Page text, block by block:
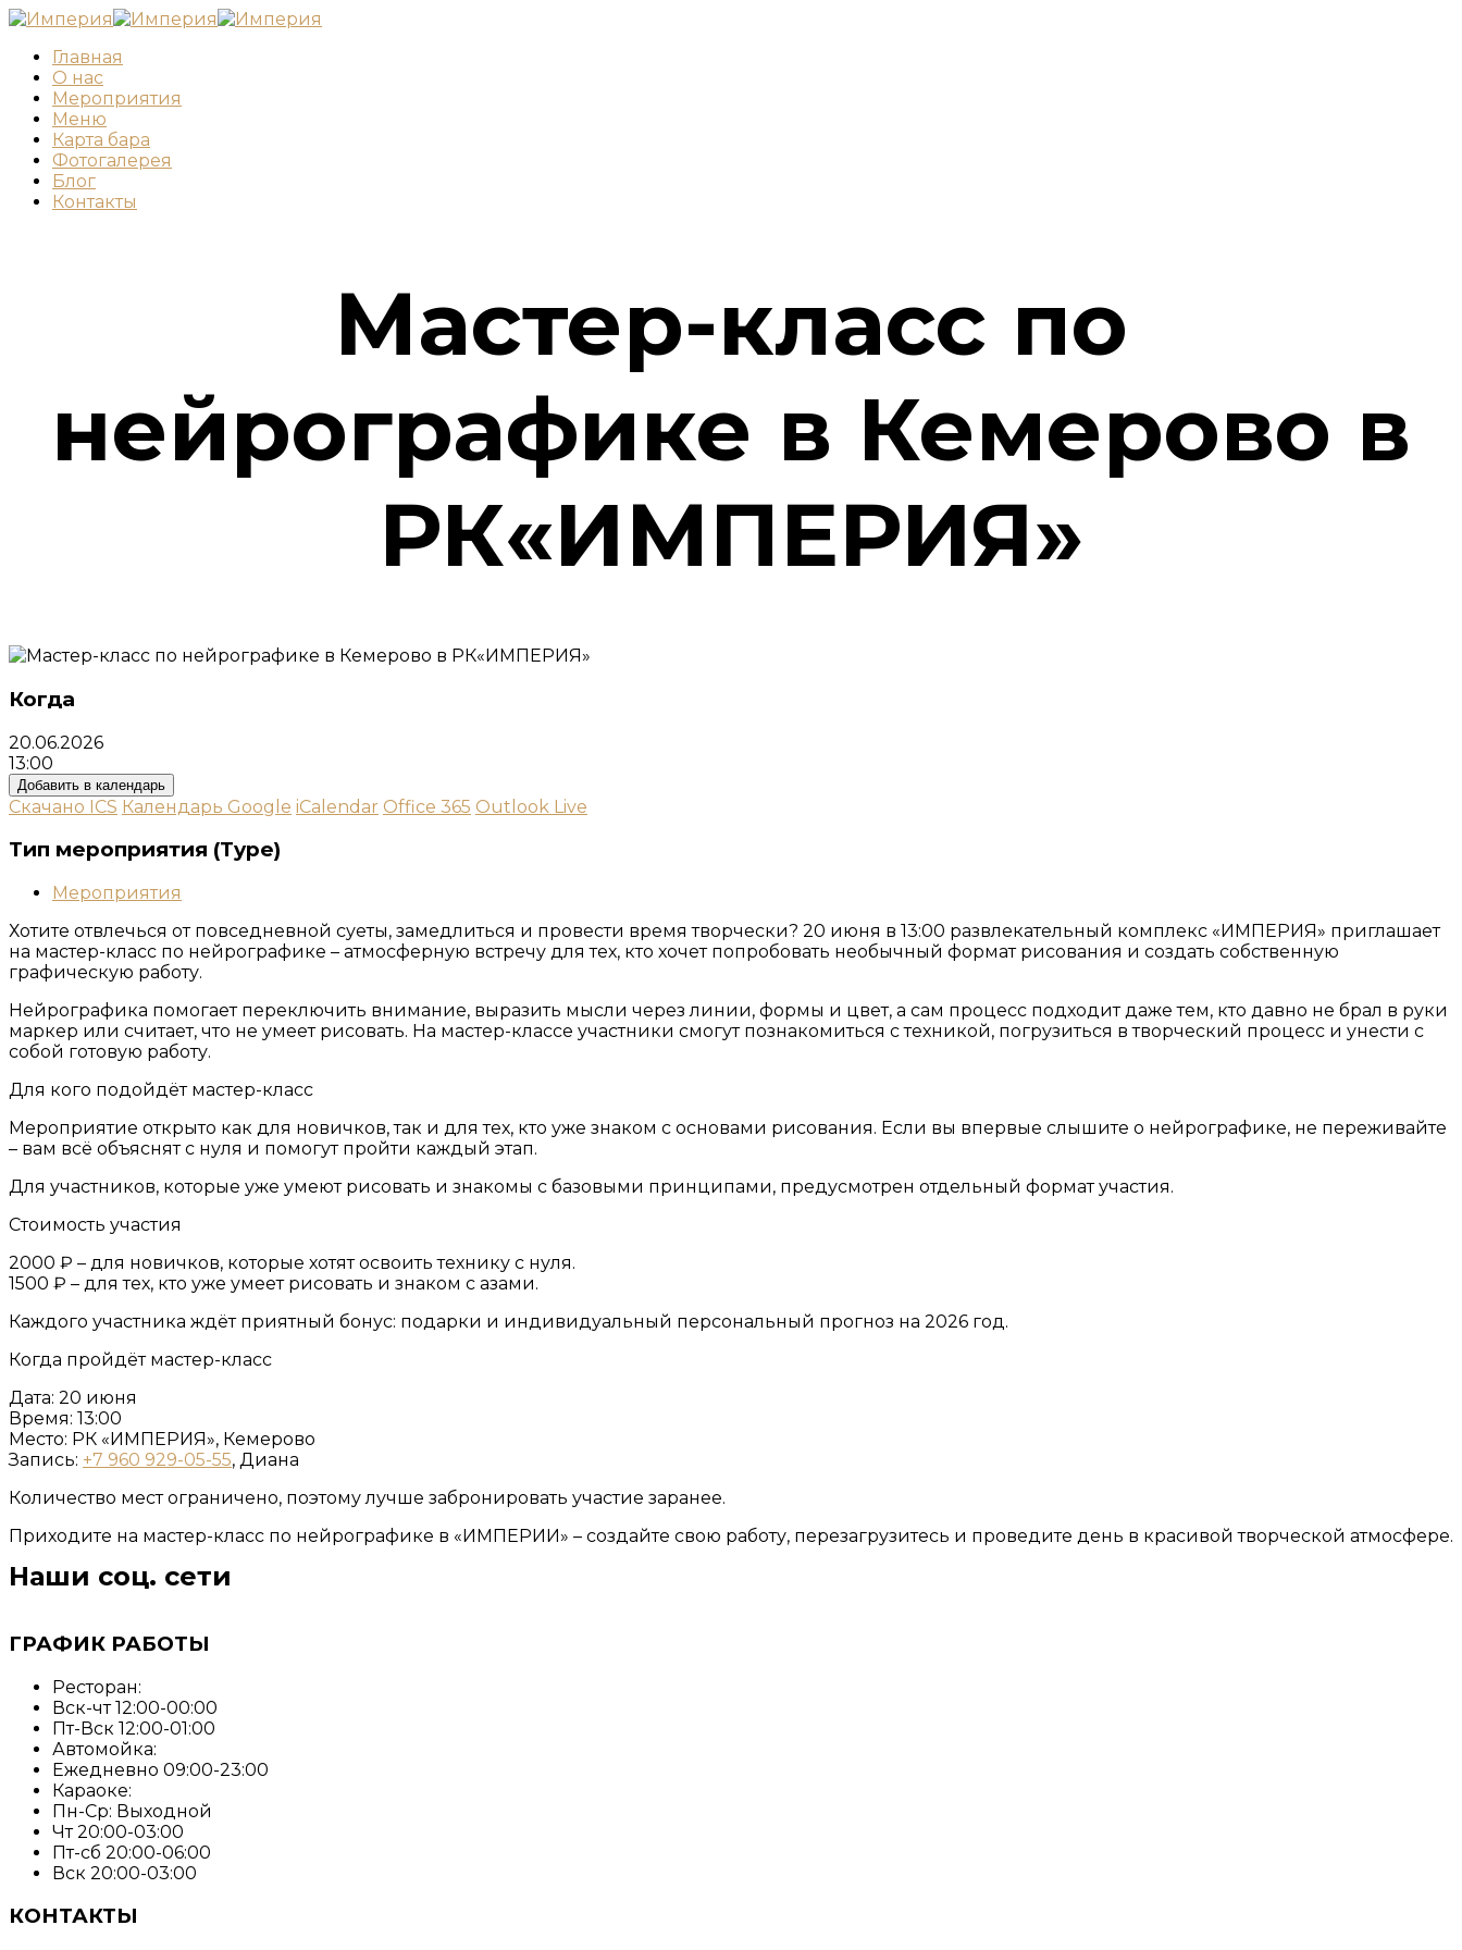
Главная
О нас
Мероприятия
Меню
Карта бара
Фотогалерея
Блог
Контакты
Мастер-класс по
нейрографике в Кемерово в
РК«ИМПЕРИЯ»
Когда
20.06.2026
13:00
Добавить в календарь
Скачано ICS Календарь Google iCalendar Office 365 Outlook Live
Тип мероприятия (Type)
Мероприятия
Хотите отвлечься от повседневной суеты, замедлиться и провести время творчески? 20 июня в 13:00 развлекательный комплекс «ИМПЕРИЯ» приглашает
на мастер-класс по нейрографике – атмосферную встречу для тех, кто хочет попробовать необычный формат рисования и создать собственную
графическую работу.
Нейрографика помогает переключить внимание, выразить мысли через линии, формы и цвет, а сам процесс подходит даже тем, кто давно не брал в руки
маркер или считает, что не умеет рисовать. На мастер-классе участники смогут познакомиться с техникой, погрузиться в творческий процесс и унести с
собой готовую работу.
Для кого подойдёт мастер-класс
Мероприятие открыто как для новичков, так и для тех, кто уже знаком с основами рисования. Если вы впервые слышите о нейрографике, не переживайте
– вам всё объяснят с нуля и помогут пройти каждый этап.
Для участников, которые уже умеют рисовать и знакомы с базовыми принципами, предусмотрен отдельный формат участия.
Стоимость участия
2000 ₽ – для новичков, которые хотят освоить технику с нуля.
1500 ₽ – для тех, кто уже умеет рисовать и знаком с азами.
Каждого участника ждёт приятный бонус: подарки и индивидуальный персональный прогноз на 2026 год.
Когда пройдёт мастер-класс
Дата: 20 июня
Время: 13:00
Место: РК «ИМПЕРИЯ», Кемерово
Запись: +7 960 929-05-55, Диана
Количество мест ограничено, поэтому лучше забронировать участие заранее.
Приходите на мастер-класс по нейрографике в «ИМПЕРИИ» – создайте свою работу, перезагрузитесь и проведите день в красивой творческой атмосфере.
Наши соц. сети
ГРАФИК РАБОТЫ
Ресторан:
Вск-чт 12:00-00:00
Пт-Вск 12:00-01:00
Автомойка:
Ежедневно 09:00-23:00
Караоке:
Пн-Ср: Выходной
Чт 20:00-03:00
Пт-сб 20:00-06:00
Вск 20:00-03:00
КОНТАКТЫ